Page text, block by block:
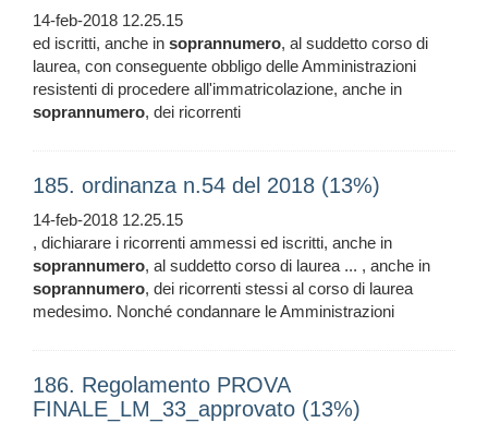
14-feb-2018 12.25.15
ed iscritti, anche in soprannumero, al suddetto corso di
laurea, con conseguente obbligo delle Amministrazioni
resistenti di procedere all'immatricolazione, anche in
soprannumero, dei ricorrenti
185. ordinanza n.54 del 2018 (13%)
14-feb-2018 12.25.15
, dichiarare i ricorrenti ammessi ed iscritti, anche in
soprannumero, al suddetto corso di laurea ... , anche in
soprannumero, dei ricorrenti stessi al corso di laurea
medesimo. Nonché condannare le Amministrazioni
186. Regolamento PROVA
FINALE_LM_33_approvato (13%)